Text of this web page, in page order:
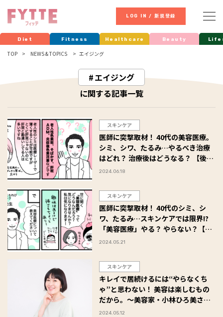
LOG IN / 新規登録
Diet Fitness Healthcare Beauty
TOP NEWS & TOPICS エイジング
エイジング
に関する記事一覧
スキンケア
医師に突撃取材！ 40代の美容医療。
シミ、シワ、たるみ…やるべき治療
はどれ？ 治療後はどうなる？ 【後
編】
2024.06.18
スキンケア
医師に突撃取材！ 40代のシミ、シ
ワ、たるみ…スキンケアでは限界!?
「美容医療」やる？ やらない？【前
編】
2024.05.21
スキンケア
キレイで居続けるには“やらなくち
ゃ”と思わない！ 美容は楽しむもの
だから。～美容家・小林ひろ美さん
流「メリハリ美容のコツ」Vol.3～
2024.05.12